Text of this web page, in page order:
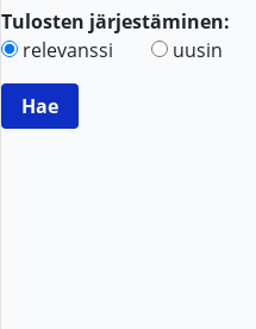
Tulosten järjestäminen:
relevanssi
uusin